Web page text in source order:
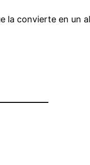
la convierte en un